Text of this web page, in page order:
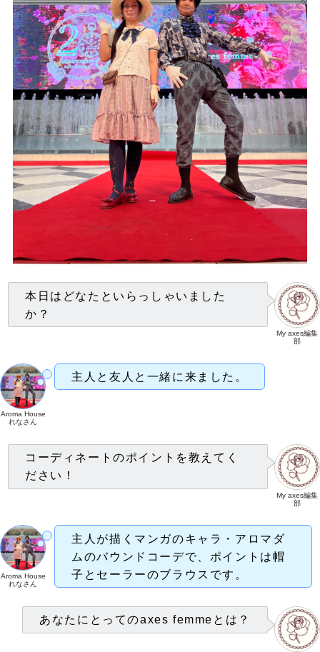
My axes編集
部
本日はどなたといらっしゃいました
か？
Aroma House
れなさん
主人と友人と一緒に来ました。
My axes編集
部
コーディネートのポイントを教えてく
ださい！
Aroma House
れなさん
主人が描くマンガのキャラ・アロマダ
ムのバウンドコーデで、ポイントは帽
子とセーラーのブラウスです。
あなたにとってのaxes femmeとは？